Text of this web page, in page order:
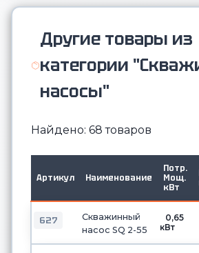
Другие товары из
категории
насосы"
Найдено: 68 товаров
Артикул Наименование
Потр.
Мощ.
кВт
627
Скважинный
насос SQ 2-55
0,65
кВт